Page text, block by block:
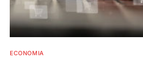
ECONOMIA